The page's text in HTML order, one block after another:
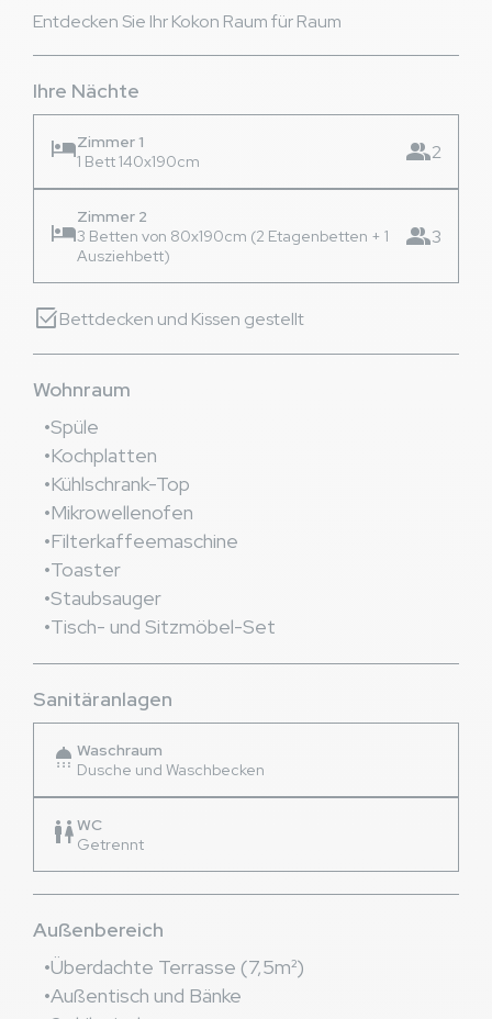
Entdecken Sie Ihr Kokon Raum für Raum
Ihre Nächte
hotelZimmer 1
1 Bett 140x190cm
group2
hotel
Zimmer 2
3 Betten von 80x190cm (2 Etagenbetten + 1
Ausziehbett)
group3
select_check_boxBettdecken und Kissen gestellt
Wohnraum
Spüle
Kochplatten
Kühlschrank-Top
Mikrowellenofen
Filterkaffeemaschine
Toaster
Staubsauger
Tisch- und Sitzmöbel-Set
Sanitäranlagen
shower Waschraum
Dusche und Waschbecken
wcWC
Getrennt
Außenbereich
Überdachte Terrasse (7,5m²)
Außentisch und Bänke